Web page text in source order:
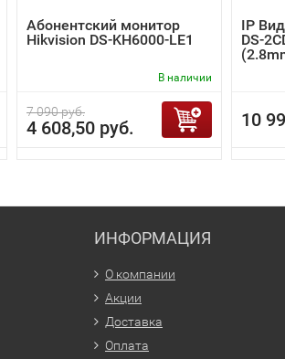
Абонентский монитор
Hikvision DS-KH6000-LE1
В наличии
7 090 руб.
4 608,50 руб.
IP
DS-
10
ИНФОРМАЦИЯ
О компании
Акции
Доставка
Оплата